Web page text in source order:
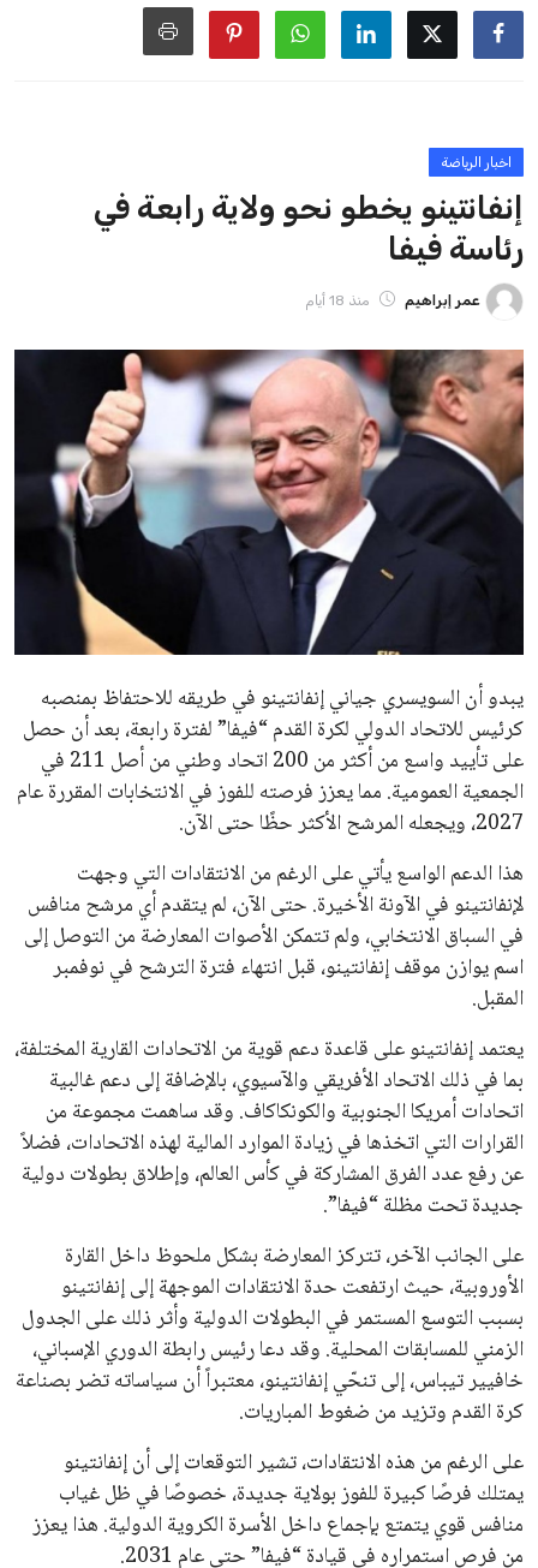
ايوا مصر
الاخبار الشائعة
إنفانتينو يخطو نحو ولاية رابعة في رئاسة فيفا
عمر إبراهيم
مستثمر هندي بريطاني يسعى لامتلاك حصة
عمر إبراهيم 22 يوليو 2026
تحقق من قهوتك المغشوشة 7 علامات تدل
على جودتها قبل أول رشفة
خالد فؤاد 18 يوليو 2026
القائمة البريدية
انضم إلى قائمة المشتركين لدينا لتحصل على أحدث الأخبار، التحديثات
والعروض الخاصة مباشرة في صندوق بريدك
اشتراك
جميع الحقوق محفوظة لموقعنا ايوا مصر